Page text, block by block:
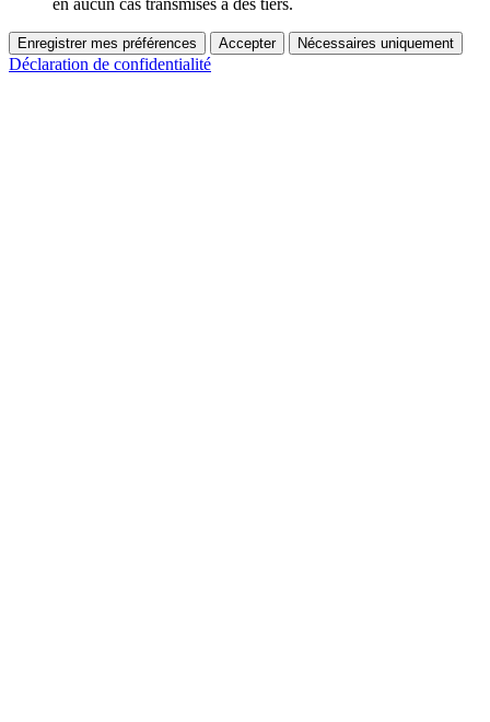
en aucun cas transmises à des tiers.
Enregistrer mes préférences Accepter Nécessaires uniquement
Déclaration de confidentialité